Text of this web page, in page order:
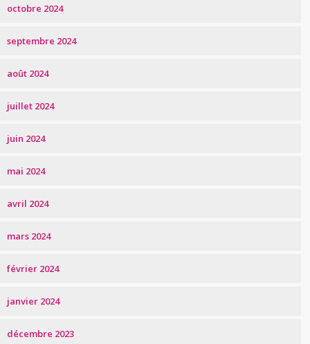
octobre 2024
septembre 2024
août 2024
juillet 2024
juin 2024
mai 2024
avril 2024
mars 2024
février 2024
janvier 2024
décembre 2023